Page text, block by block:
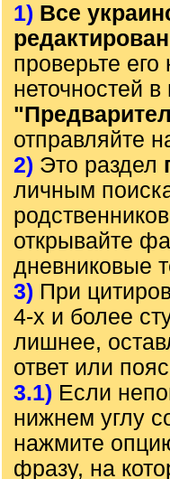
1) Все
проверьте
неточностей
отправляйте
2) Это раздел
личным
открывайте
дневниковые
3) При
4-х и более
лишнее,
ответ или
3.1) Если
нижнем углу
нажмите
фразу, на